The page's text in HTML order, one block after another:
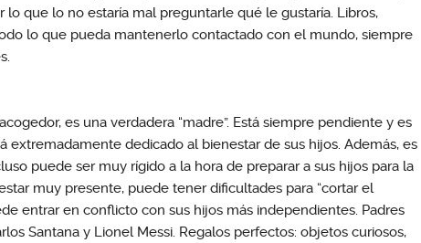
lo que lo no estaría mal preguntarle qué le gustaría. Libros,
lo que pueda mantenerlo contactado con el mundo, siempre
es una verdadera “madre”. Está siempre pendiente y es
extremadamente dedicado al bienestar de sus hijos. Además, es
puede ser muy rígido a la hora de preparar a sus hijos para la
muy presente, puede tener dificultades para “cortar el
entrar en conflicto con sus hijos más independientes. Padres
Santana y Lionel Messi. Regalos perfectos: objetos curiosos,